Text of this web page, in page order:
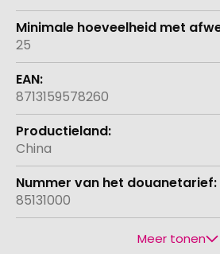
25
8713159578260
China
85131000
Meer tonen